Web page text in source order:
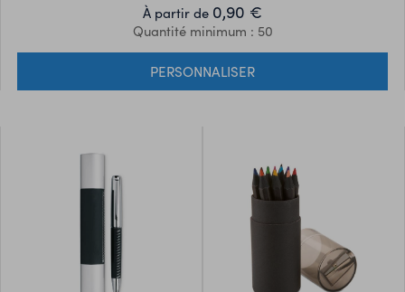
À partir de 0,90 €
Quantité minimum : 50
PERSONNALISER